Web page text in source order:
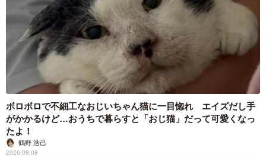
ボロボロで不細工なおじいちゃん猫に一目惚れ エイズだし手
がかかるけど…おうちで暮らすと「おじ猫」だって可愛くなっ
たよ！
鶴野 浩己
2026.08.08